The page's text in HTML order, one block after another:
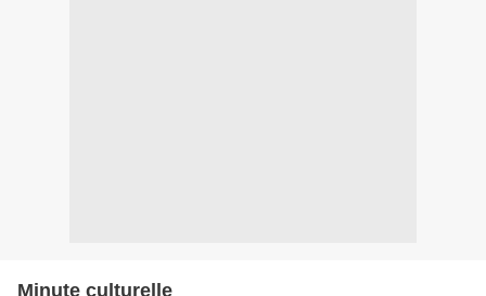
Minute culturelle